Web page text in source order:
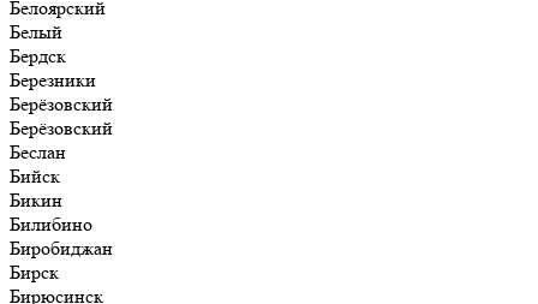
Белоярский
Белый
Бердск
Березники
Берёзовский
Берёзовский
Беслан
Бийск
Бикин
Билибино
Биробиджан
Бирск
Бирюсинск